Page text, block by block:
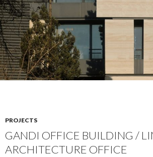
PROJECTS
GANDI OFFICE BUILDING /
ARCHITECTURE OFFICE